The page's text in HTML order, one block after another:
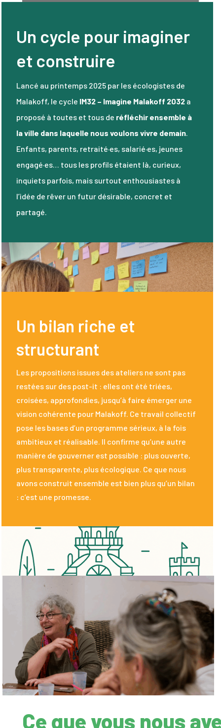
Un cycle pour imaginer
et construire
Lancé au printemps 2025 par les écologistes de
Malakoff, le cycle IM32 – Imagine Malakoff 2032a
proposé à toutes et tous de réfléchir ensemble à
la ville dans laquelle nous voulons vivre demain.
Enfants, parents, retraité·es, salarié·es, jeunes
engagé·es… tous les profils étaient là, curieux,
inquiets parfois, mais surtout enthousiastes à
l’idée de rêver un futur désirable, concret et
partagé.
Un bilan riche et
structurant
Les propositions issues des ateliers ne sont pas
restées sur des post-it : elles ont été triées,
croisées, approfondies, jusqu’à faire émerger une
vision cohérente pour Malakoff. Ce travail collectif
pose les bases d’un programme sérieux, à la fois
ambitieux et réalisable. Il confirme qu’une autre
manière de gouverner est possible : plus ouverte,
plus transparente, plus écologique. Ce que nous
avons construit ensemble est bien plus qu’un bilan
: c’est une promesse.
Ce que vous nous